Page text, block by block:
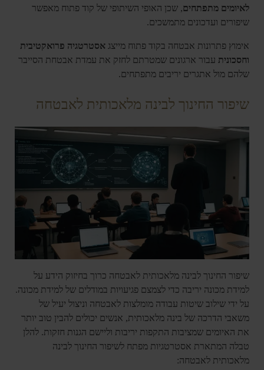
לאיומים מתפתחים, שכן האופי השיתופי של קוד פתוח מאפשר
שיפורים ועדכונים מתמשכים.
אימוץ פתרונות אבטחה בקוד פתוח מייצגאסטרטגיה פרואקטיבית
וחסכונית עבור ארגונים שמטרתם לחזק את עמדת אבטחת הסייבר
שלהם מול אתגרים יריבים מתפתחים.
שיפור החינוך לבינה מלאכותית לאבטחה
שיפור החינוך לבינה מלאכותית לאבטחה כרוך בחיזוק הידע על
למידת מכונה יריבה כדי לצמצם פגיעויות במודלים של למידת מכונה.
על ידי שילוב שיטות עבודה מומלצות לאבטחה וניצול יעיל של
משאבי הדרכה של בינה מלאכותית, אנשים יכולים להבין טוב יותר
את האיומים שמציבות התקפות יריבות וליישם הגנות חזקות. להלן
טבלה המתארת אסטרטגיות מפתח לשיפור החינוך לבינה
מלאכותית לאבטחה: